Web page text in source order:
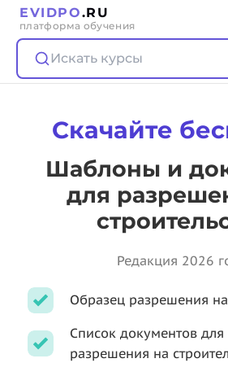
EVIDPO.RU
платформа обучения
Искать курсы
Скачайте
Шаблоны и
для
Редакция 2026
Образец разрешения на
Список документов для
разрешения на